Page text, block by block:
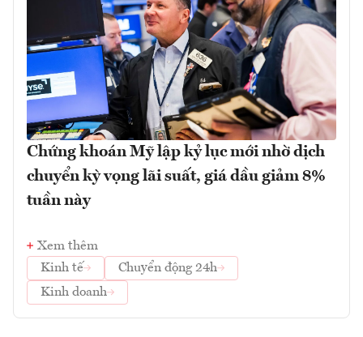
Chứng khoán Mỹ lập kỷ lục mới nhờ dịch
chuyển kỳ vọng lãi suất, giá dầu giảm 8%
tuần này
Xem thêm
Kinh tế
Chuyển động 24h
Kinh doanh